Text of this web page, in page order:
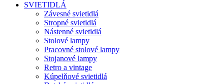
SVIETIDLÁ
Závesné svietidlá
Stropné svietidlá
Nástenné svietidlá
Stolové lampy
Pracovné stolové lampy
Stojanové lampy
Retro a vintage
Kúpelňové svietidlá